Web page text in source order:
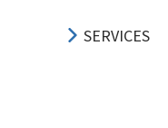
SERVICES